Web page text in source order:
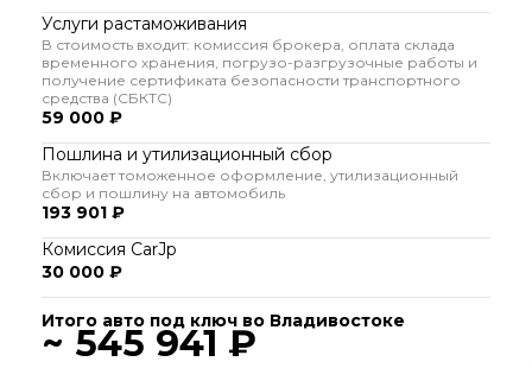
Услуги растаможивания
В стоимость входит: комиссия брокера, оплата склада
временного хранения, погрузо-разгрузочные работы и
получение сертификата безопасности транспортного
средства (СБКТС)
59 000 ₽
Пошлина и утилизационный сбор
Включает томоженное оформление, утилизационный
сбор и пошлину на автомобиль
193 901 ₽
Комиссия CarJp
30 000 ₽
Итого авто под ключ во Владивостоке
~ 545 941 ₽